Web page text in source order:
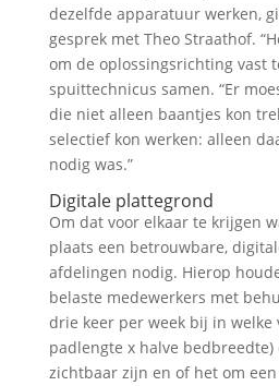
dezelfde apparatuur werken,
gesprek met Theo Straathof.
om de oplossingsrichting vast
spuittechnicus samen. “Er
die niet alleen baantjes kon
selectief kon werken: alleen
nodig was.”
Digitale plattegrond
Om dat voor elkaar te krijgen
plaats een betrouwbare,
afdelingen nodig. Hierop
belaste medewerkers met
drie keer per week bij in welke
padlengte x halve
zichtbaar zijn en of het om